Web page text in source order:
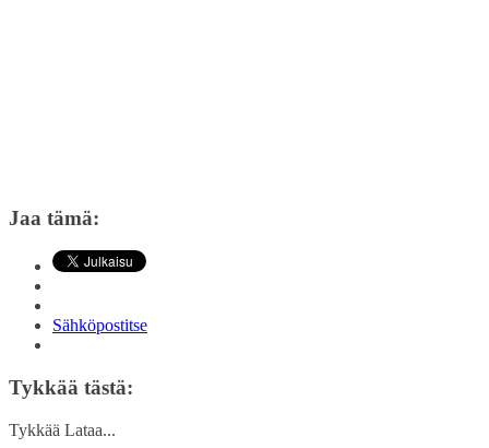
Jaa tämä:
Sähköpostitse
Tykkää tästä:
Tykkää Lataa...